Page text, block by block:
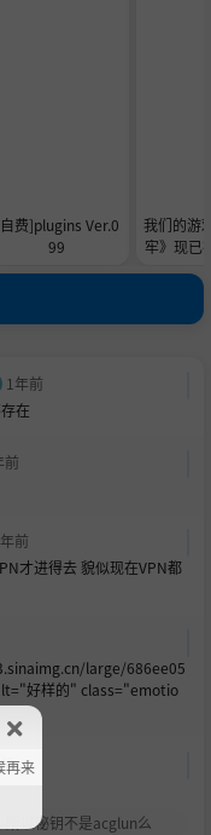
费]plugins Ver.0
99
我们的游
牢》现已
1年前
在
前
前
才进得去 貌似现在VPN都
large/686ee05
好样的" class="emotio
所以秘钥不是acglun么
再来